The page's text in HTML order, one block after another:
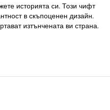
историята си. Този чифт
в скъпоценен дизайн.
изтънчената ви страна.